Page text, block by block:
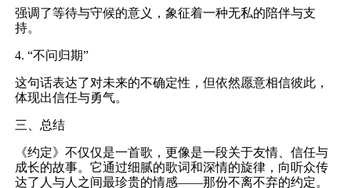
强调了等待与守候的意义，象征着一种无私的陪伴与支
持。
4. “不问归期”
这句话表达了对未来的不确定性，但依然愿意相信彼此，
体现出信任与勇气。
三、总结
《约定》不仅仅是一首歌，更像是一段关于友情、信任与
成长的故事。它通过细腻的歌词和深情的旋律，向听众传
达了人与人之间最珍贵的情感——那份不离不弃的约定。